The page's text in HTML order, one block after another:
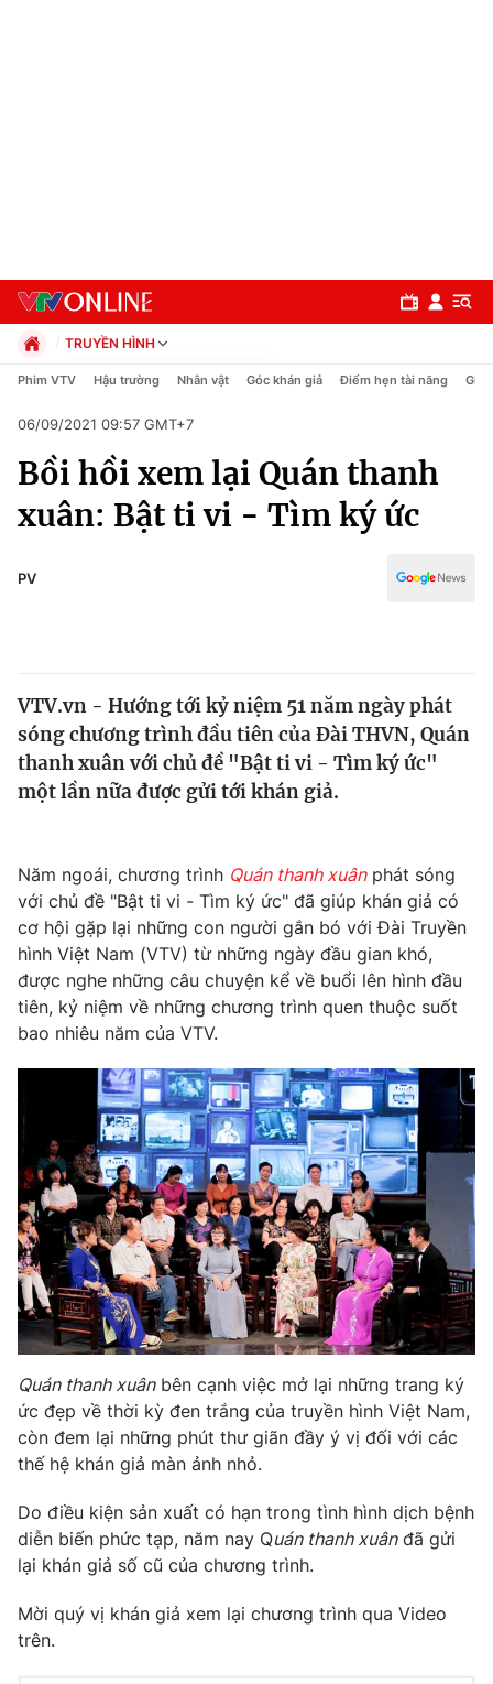
Chuyên mục
Chính trị
Thế giới
Tin tức
Câu chuyện quốc tế
Tài chính
Thị trường
Góc doanh nghiệp
Dữ liệu và đời sống
Truyền hình
Phim VTV
Hậu trường
Khán giả
Giải sao mai
Giải trí
Âm nhạc
Sao
Đời sống
Du lịch
Làm đẹp
Chất lượng cuộc sống
Giáo dục
Tuyển sinh
Học trực tuyến
Công nghệ
Hitech Công nghệ tương lai
Sản phẩm
Thị trường
Tư vấn
Giao lưu trực tuyến
Lịch phát sóng
Chuyên mục khác
Emagazine Podcast
Photo Infographic
Video Shorts video
VTV Money
TRUYỀN HÌNH
Chính trị
Pháp luật
Kinh tế
Thể thao
Truyền hình
Phim VTV Hậu trường Nhân vật Góc khán giả Điểm hẹn tài năng Giải
06/09/2021 09:57 GMT+7
Bồi hồi xem lại Quán thanh
xuân: Bật ti vi - Tìm ký ức
PV
VTV.vn - Hướng tới kỷ niệm 51 năm ngày phát
sóng chương trình đầu tiên của Đài THVN, Quán
thanh xuân với chủ đề "Bật ti vi - Tìm ký ức"
một lần nữa được gửi tới khán giả.
Năm ngoái, chương trình Quán thanh xuânphát sóng
với chủ đề "Bật ti vi - Tìm ký ức" đã giúp khán giả có
cơ hội gặp lại những con người gắn bó với Đài Truyền
hình Việt Nam (VTV) từ những ngày đầu gian khó,
được nghe những câu chuyện kể về buổi lên hình đầu
tiên, kỷ niệm về những chương trình quen thuộc suốt
bao nhiêu năm của VTV.
Quán thanh xuânbên cạnh việc mở lại những trang ký
ức đẹp về thời kỳ đen trắng của truyền hình Việt Nam,
còn đem lại những phút thư giãn đầy ý vị đối với các
thế hệ khán giả màn ảnh nhỏ.
Do điều kiện sản xuất có hạn trong tình hình dịch bệnh
diễn biến phức tạp, năm nay Quán thanh xuânđã gửi
lại khán giả số cũ của chương trình.
Mời quý vị khán giả xem lại chương trình qua Video
trên.